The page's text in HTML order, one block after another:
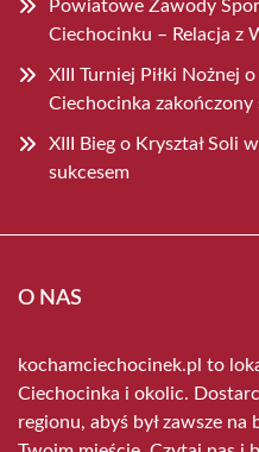
Powiatowe Zawody
Ciechocinku – Relacja z
XIII Turniej Piłki Nożnej
Ciechocinka zakończony
XIII Bieg o Kryształ Soli
sukcesem
O NAS
kochamciechocinek.pl to
Ciechocinka i okolic.
regionu, abyś był zawsze